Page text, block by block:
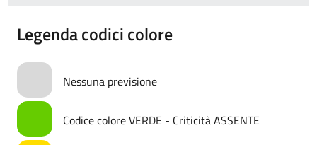
Legenda codici colore
Nessuna previsione
Codice colore VERDE - Criticità ASSENTE